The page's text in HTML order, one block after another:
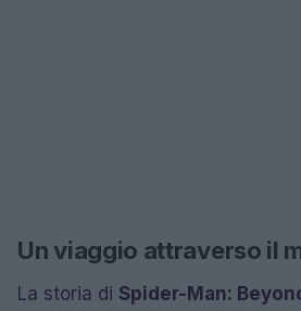
Un viaggio attraverso il
La storia di Spider-Man: